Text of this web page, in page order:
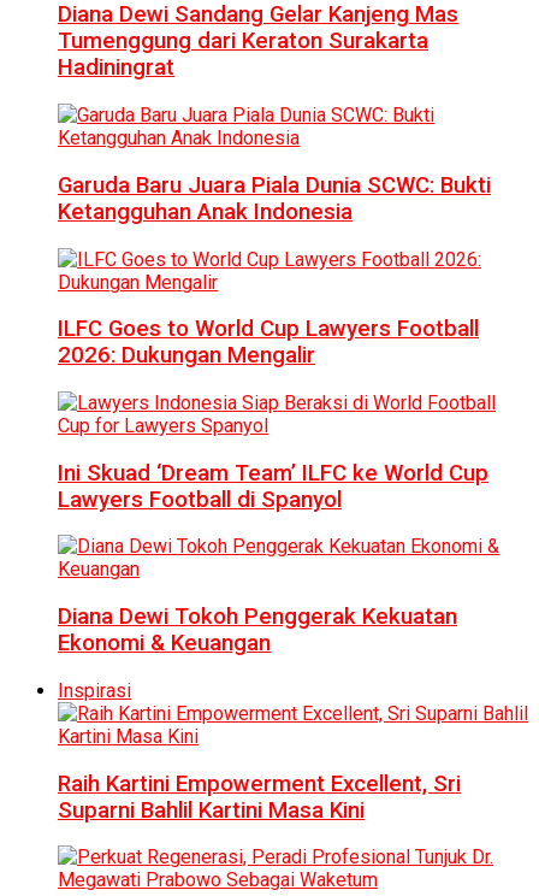
Diana Dewi Sandang Gelar Kanjeng Mas
Tumenggung dari Keraton Surakarta
Hadiningrat
Garuda Baru Juara Piala Dunia SCWC: Bukti
Ketangguhan Anak Indonesia
ILFC Goes to World Cup Lawyers Football
2026: Dukungan Mengalir
Ini Skuad ‘Dream Team’ ILFC ke World Cup
Lawyers Football di Spanyol
Diana Dewi Tokoh Penggerak Kekuatan
Ekonomi & Keuangan
Inspirasi
Raih Kartini Empowerment Excellent, Sri
Suparni Bahlil Kartini Masa Kini